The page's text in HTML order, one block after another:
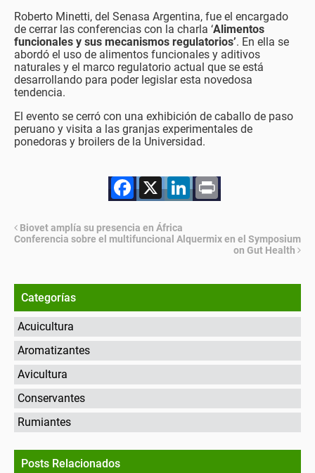
Roberto Minetti, del Senasa Argentina, fue el encargado
de cerrar las conferencias con la charla ‘Alimentos
funcionales y sus mecanismos regulatorios’. En ella se
abordó el uso de alimentos funcionales y aditivos
naturales y el marco regulatorio actual que se está
desarrollando para poder legislar esta novedosa
tendencia.
El evento se cerró con una exhibición de caballo de paso
peruano y visita a las granjas experimentales de
ponedoras y broilers de la Universidad.
Facebook
X LinkedIn
Print
Biovet amplía su presencia en África
Conferencia sobre el multifuncional Alquermix en el Symposium
on Gut Health
Categorías
Acuicultura
Aromatizantes
Avicultura
Conservantes
Rumiantes
Posts Relacionados